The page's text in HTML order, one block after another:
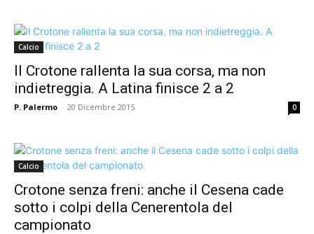
Calcio
Il Crotone rallenta la sua corsa, ma non
indietreggia. A Latina finisce 2 a 2
P. Palermo - 20 Dicembre 2015 0
Calcio
Crotone senza freni: anche il Cesena cade
sotto i colpi della Cenerentola del
campionato